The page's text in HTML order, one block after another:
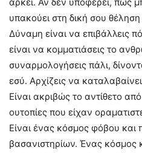
αρκεί. Αν δεν υποφέρει, πώς
υπακούει στη δική σου θέληση
Δύναμη είναι να επιβάλλεις
είναι να κομματιάσεις το
συναρμολογήσεις πάλι,
εσύ. Αρχίζεις να
Είναι ακριβώς το αντίθετο
ουτοπίες που είχαν
Είναι ένας κόσμος φόβου και
βασανιστηρίων. Ένας κόσμος